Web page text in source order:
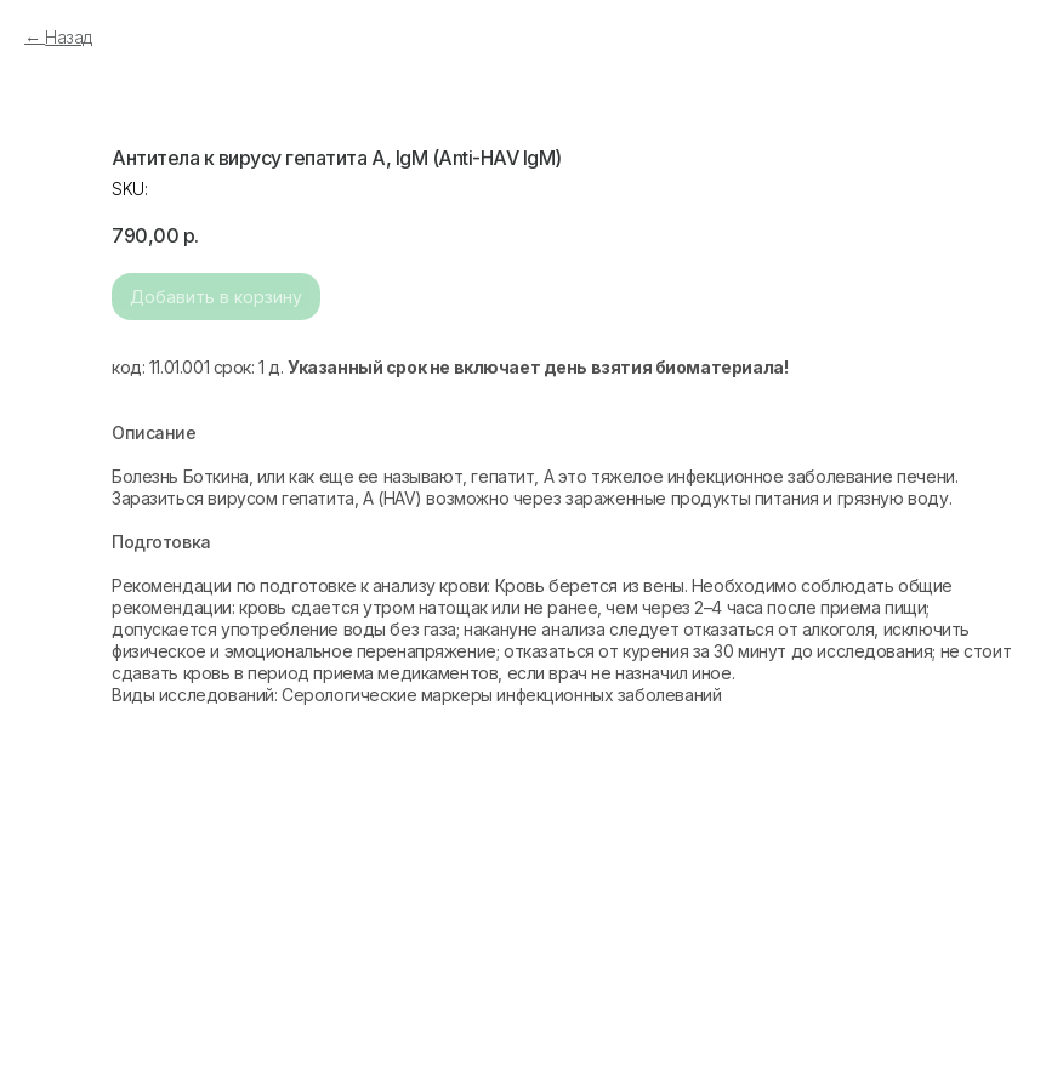
Назад
Антитела к вирусу гепатита А, IgM (Anti-HAV IgM)
SKU:
790,00 р.
Добавить в корзину
код: 11.01.001 срок: 1 д.Указанный срок не включает день взятия биоматериала!
Описание
Болезнь Боткина, или как еще ее называют, гепатит, А это тяжелое инфекционное заболевание печени.
Заразиться вирусом гепатита, А (HAV) возможно через зараженные продукты питания и грязную воду.
Подготовка
Рекомендации по подготовке к анализу крови: Кровь берется из вены. Необходимо соблюдать общие
рекомендации: кровь сдается утром натощак или не ранее, чем через 2–4 часа после приема пищи;
допускается употребление воды без газа; накануне анализа следует отказаться от алкоголя, исключить
физическое и эмоциональное перенапряжение; отказаться от курения за 30 минут до исследования; не стоит
сдавать кровь в период приема медикаментов, если врач не назначил иное.
Виды исследований: Серологические маркеры инфекционных заболеваний